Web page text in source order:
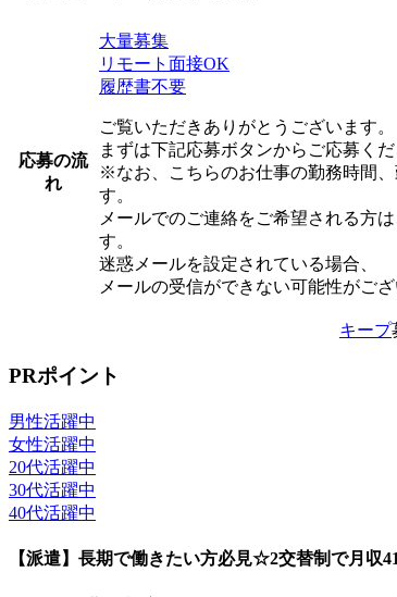
応募の流
れ
大量募集
リモート面接OK
履歴書不要
ご覧いただきありがとうございます。
まずは下記応募ボタンからご応募くだ
※なお、こちらのお仕事の勤務時間
す。
メールでのご連絡をご希望される方
す。
迷惑メールを設定されている場合、
メールの受信ができない可能性がご
キープ
PRポイント
男性活躍中
女性活躍中
20代活躍中
30代活躍中
40代活躍中
【派遣】長期で働きたい方必見☆2交替制で月